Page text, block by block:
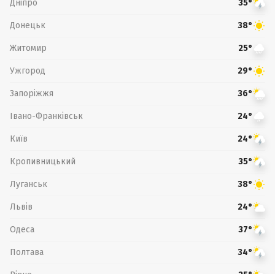
Дніпро 35°
Донецьк 38°
Житомир 25°
Ужгород 29°
Запоріжжя 36°
Івано-Франківськ 24°
Київ 24°
Кропивницький 35°
Луганськ 38°
Львів 24°
Одеса 37°
Полтава 34°